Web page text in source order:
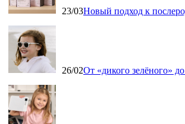
23/03Новый подход к
26/02От «дикого зелёного»